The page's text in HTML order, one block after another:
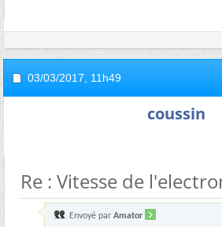
03/03/2017, 11h49
coussin
Re : Vitesse de
Envoyé par Amator